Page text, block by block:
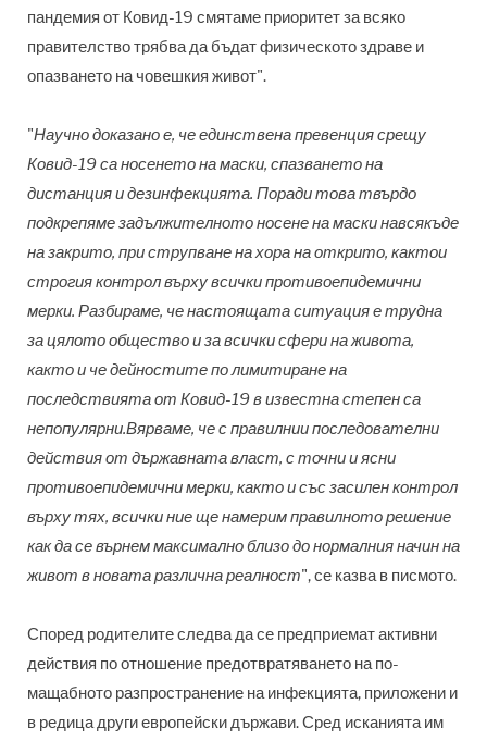
пандемия от Ковид-19 смятаме приоритет за всяко
правителство трябва да бъдат физическото здраве и
опазването на човешкия живот".
"Научно доказано е, че единствена превенция срещу
Ковид-19 са носенето на маски, спазването на
дистанция и дезинфекцията. Поради това твърдо
подкрепяме задължителното носене на маски навсякъде
на закрито, при струпване на хора на открито, кактои
строгия контрол върху всички противоепидемични
мерки. Разбираме, че настоящата ситуация е трудна
за цялото общество и за всички сфери на живота,
както и че дейностите по лимитиране на
последствията от Ковид-19 в известна степен са
непопулярни.Вярваме, че с правилнии последователни
действия от държавната власт, с точни и ясни
противоепидемични мерки, както и със засилен контрол
върху тях, всички ние ще намерим правилното решение
как да се върнем максимално близо до нормалния начин на
живот в новата различна реалност", се казва в писмото.
Според родителите следва да се предприемат активни
действия по отношение предотвратяването на по-
мащабното разпространение на инфекцията, приложени и
в редица други европейски държави. Сред исканията им